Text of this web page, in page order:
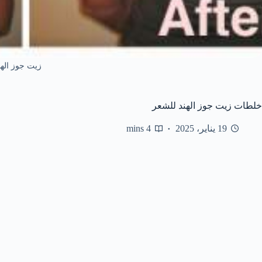
زيت جوز
خلطات زيت جوز الهند للشعر
19 يناير، 2025 4 mins